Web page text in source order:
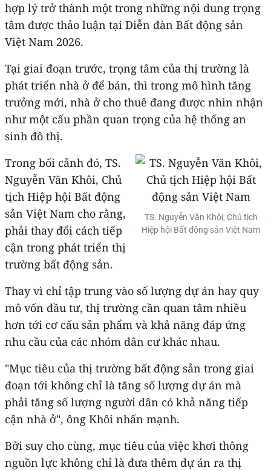
hợp lý trở thành một trong những nội dung trọng
tâm được thảo luận tại Diễn đàn Bất động sản
Việt Nam 2026.
Tại giai đoạn trước, trọng tâm của thị trường là
phát triển nhà ở để bán, thì trong mô hình tăng
trưởng mới, nhà ở cho thuê đang được nhìn nhận
như một cấu phần quan trọng của hệ thống an
sinh đô thị.
TS. Nguyễn Văn Khôi, Chủ tịch
Hiệp hội Bất động sản Việt Nam
Trong bối cảnh đó, TS.
Nguyễn Văn Khôi, Chủ
tịch Hiệp hội Bất động
sản Việt Nam cho rằng,
phải thay đổi cách tiếp
cận trong phát triển thị
trường bất động sản.
Thay vì chỉ tập trung vào số lượng dự án hay quy
mô vốn đầu tư, thị trường cần quan tâm nhiều
hơn tới cơ cấu sản phẩm và khả năng đáp ứng
nhu cầu của các nhóm dân cư khác nhau.
"Mục tiêu của thị trường bất động sản trong giai
đoạn tới không chỉ là tăng số lượng dự án mà
phải tăng số lượng người dân có khả năng tiếp
cận nhà ở", ông Khôi nhấn mạnh.
Bởi suy cho cùng, mục tiêu của việc khơi thông
nguồn lực không chỉ là đưa thêm dự án ra thị